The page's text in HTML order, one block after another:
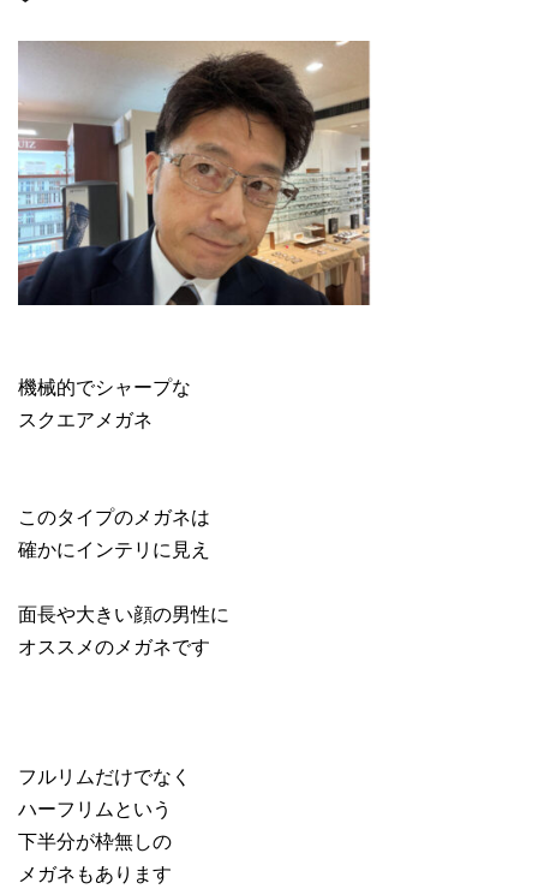
機械的でシャープな
スクエアメガネ
このタイプのメガネは
確かにインテリに見え
面長や大きい顔の男性に
オススメのメガネです
フルリムだけでなく
ハーフリムという
下半分が枠無しの
メガネもあります